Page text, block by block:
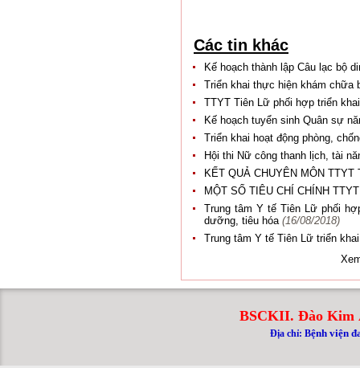
Các tin khác
Kế hoạch thành lập Câu lạc bộ
Triển khai thực hiện khám chữa
TTYT Tiên Lữ phối hợp triển
Kế hoạch tuyển sinh Quân sự
Triển khai hoạt động phòng,
Hội thi Nữ công thanh lịch, tài
KẾT QUẢ CHUYÊN MÔN
MỘT SỐ TIÊU CHÍ CHÍNH
Trung tâm Y tế Tiên Lữ phối
dưỡng, tiêu hóa (16/08/2018)
Trung tâm Y tế Tiên Lữ triển
BSCKII. Đào Kim
Địa chỉ: Bệnh viện